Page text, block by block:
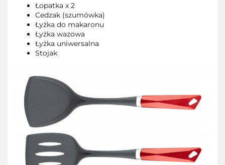
Łopatka x 2
Cedzak (szumówka)
Łyżka do makaronu
Łyżka wazowa
Łyżka uniwersalna
Stojak